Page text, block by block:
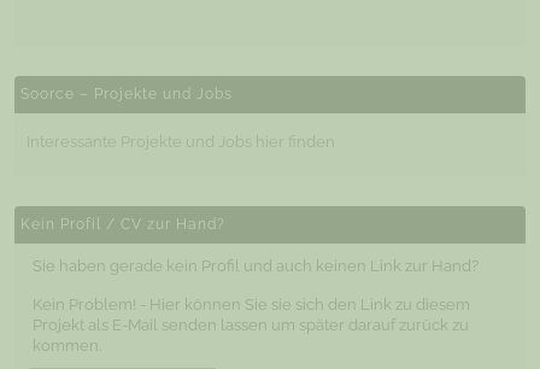
Soorce – Projekte und Jobs
Interessante Projekte und Jobs hier finden
Kein Profil / CV zur Hand?
Sie haben gerade kein Profil und auch keinen Link zur Hand?
Kein Problem! - Hier können Sie sie sich den Link zu diesem
Projekt als E-Mail senden lassen um später darauf zurück zu
kommen.